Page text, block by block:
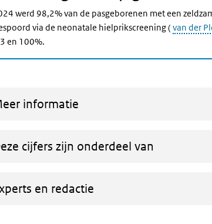
werd 98,2% van de pasgeborenen met een
via de neonatale hielprikscreening ( van der
en 100%.
informatie
cijfers zijn onderdeel van
en redactie